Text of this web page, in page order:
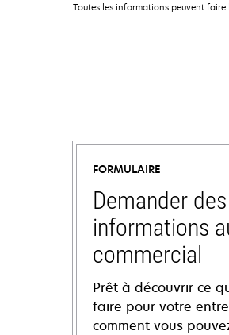
Toutes les informations peuvent
FORMULAIRE
Demander des
informations
commercial
Prêt à découvrir ce
faire pour votre
comment vous